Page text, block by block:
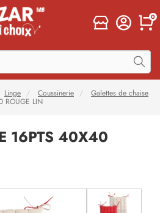
0
Linge Coussinerie
Galettes de chaise
ROUGE LIN
16PTS 40X40